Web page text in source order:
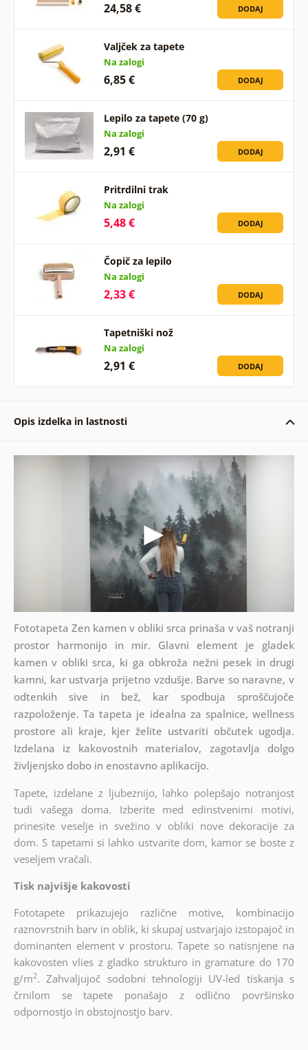
24,58 € DODAJ
Valjček za tapete
Na zalogi
6,85 € DODAJ
Lepilo za tapete (70 g)
Na zalogi
2,91 € DODAJ
Pritrdilni trak
Na zalogi
5,48 € DODAJ
Čopič za lepilo
Na zalogi
2,33 € DODAJ
Tapetniški nož
Na zalogi
2,91 € DODAJ
Opis izdelka in lastnosti
Fototapeta Zen kamen v obliki srca prinaša v vaš notranji
prostor harmonijo in mir. Glavni element je gladek
kamen v obliki srca, ki ga obkroža nežni pesek in drugi
kamni, kar ustvarja prijetno vzdušje. Barve so naravne, v
odtenkih sive in bež, kar spodbuja sproščujoče
razpoloženje. Ta tapeta je idealna za spalnice, wellness
prostore ali kraje, kjer želite ustvariti občutek ugodja.
Izdelana iz kakovostnih materialov, zagotavlja dolgo
življenjsko dobo in enostavno aplikacijo.
Tapete, izdelane z ljubeznijo, lahko polepšajo notranjost
tudi vašega doma. Izberite med edinstvenimi motivi,
prinesite veselje in svežino v obliki nove dekoracije za
dom. S tapetami si lahko ustvarite dom, kamor se boste z
veseljem vračali.
Tisk najvišje kakovosti
Fototapete prikazujejo različne motive, kombinacijo
raznovrstnih barv in oblik, ki skupaj ustvarjajo izstopajoč in
dominanten element v prostoru. Tapete so natisnjene na
kakovosten vlies z gladko strukturo in gramature do 170
g/m2. Zahvaljujoč sodobni tehnologiji UV-led tiskanja s
črnilom se tapete ponašajo z odlično površinsko
odpornostjo in obstojnostjo barv.